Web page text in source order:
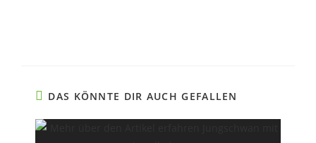
DAS KÖNNTE DIR AUCH GEFALLEN